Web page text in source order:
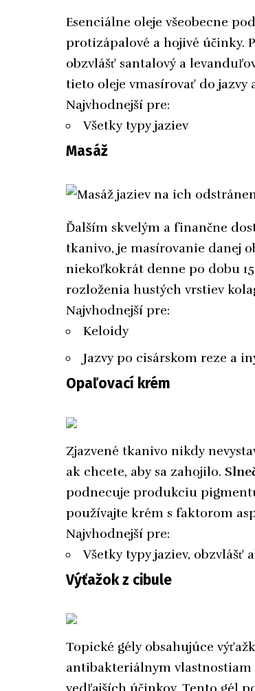
Esenciálne oleje všeobecne
protizápalové a hojivé účinky.
obzvlášť santalový a
tieto oleje vmasírovať do jazvy
Najvhodnejší pre:
Všetky typy jaziev
Masáž
Ďalším skvelým a finančne
tkanivo, je masírovanie danej
niekoľkokrát denne po dobu
rozloženia hustých vrstiev
Najvhodnejší pre:
Keloidy
Jazvy po cisárskom reze a
Opaľovací krém
Zjazvené tkanivo nikdy
ak chcete, aby sa zahojilo.
podnecuje produkciu
používajte krém s faktorom
Najvhodnejší pre:
Všetky typy jaziev, obzvlášť
Výťažok z cibule
Topické gély obsahujúce
antibakteriálnym vlastnostiam